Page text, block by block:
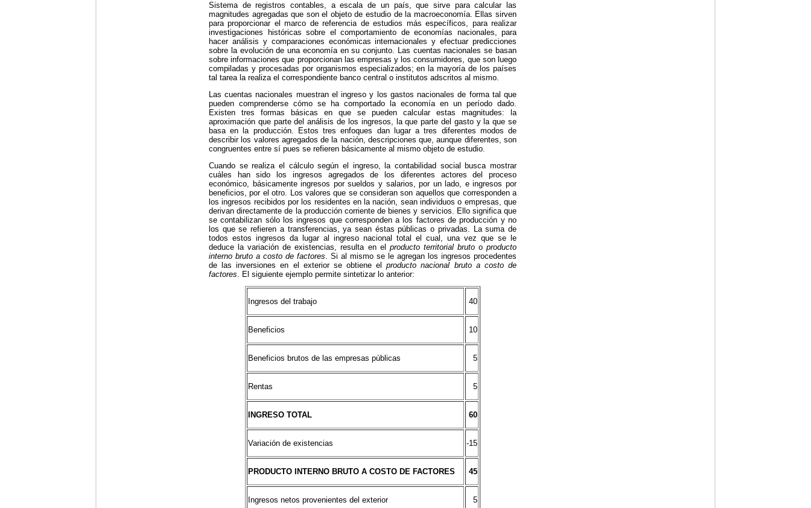
Sistema de registros contables, a escala de un país, que sirve para calcular las
magnitudes agregadas que son el objeto de estudio de la macroeconomía. Ellas sirven
para proporcionar el marco de referencia de estudios más específicos, para realizar
investigaciones históricas sobre el comportamiento de economías nacionales, para
hacer análisis y comparaciones económicas internacionales y efectuar predicciones
sobre la evolución de una economía en su conjunto. Las cuentas nacionales se basan
sobre informaciones que proporcionan las empresas y los consumidores, que son luego
compiladas y procesadas por organismos especializados; en la mayoría de los países
tal tarea la realiza el correspondiente banco central o institutos adscritos al mismo.
Las cuentas nacionales muestran el ingreso y los gastos nacionales de forma tal que
pueden comprenderse cómo se ha comportado la economía en un período dado.
Existen tres formas básicas en que se pueden calcular estas magnitudes: la
aproximación que parte del análisis de los ingresos, la que parte del gasto y la que se
basa en la producción. Estos tres enfoques dan lugar a tres diferentes modos de
describir los valores agregados de la nación, descripciones que, aunque diferentes, son
congruentes entre sí pues se refieren básicamente al mismo objeto de estudio.
Cuando se realiza el cálculo según el ingreso, la contabilidad social busca mostrar
cuáles han sido los ingresos agregados de los diferentes actores del proceso
económico, básicamente ingresos por sueldos y salarios, por un lado, e ingresos por
beneficios, por el otro. Los valores que se consideran son aquellos que corresponden a
los ingresos recibidos por los residentes en la nación, sean individuos o empresas, que
derivan directamente de la producción corriente de bienes y servicios. Ello significa que
se contabilizan sólo los ingresos que corresponden a los factores de producción y no
los que se refieren a transferencias, ya sean éstas públicas o privadas. La suma de
todos estos ingresos da lugar al ingreso nacional total el cual, una vez que se le
deduce la variación de existencias, resulta en el producto territorial brutooproducto
interno bruto a costo de factores . Si al mismo se le agregan los ingresos procedentes
de las inversiones en el exterior se obtiene elproducto nacional bruto a costo de
factores . El siguiente ejemplo permite sintetizar lo anterior:
Ingresos del trabajo 40
Beneficios 10
Beneficios brutos de las empresas públicas 5
Rentas 5
INGRESO TOTAL 60
Variación de existencias -15
PRODUCTO INTERNO BRUTO A COSTO DE FACTORES 45
Ingresos netos provenientes del exterior 5